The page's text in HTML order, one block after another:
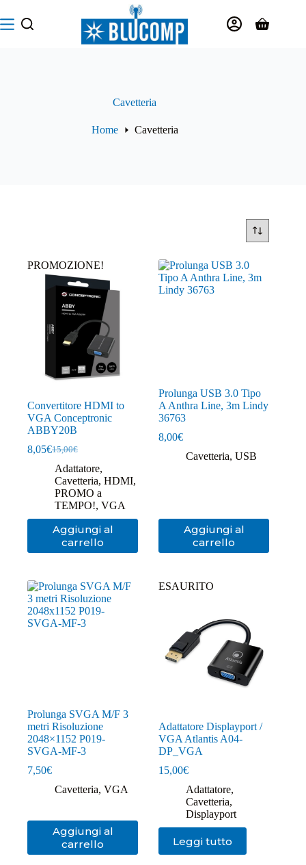
al
contenuto
Carrello
Cavetteria
Home Cavetteria
PROMOZIONE!
Convertitore HDMI to
VGA Conceptronic
ABBY20B
15,00€
Il
prezzo
originale
era:
15,00€.
8,05€Il
prezzo
attuale
è:
8,05€.
Adattatore,
Cavetteria, HDMI,
PROMO a
TEMPO!, VGA
Aggiungi al
carrello
Prolunga USB 3.0 Tipo
A Anthra Line, 3m Lindy
36763
8,00€
Cavetteria,USB
Aggiungi al
carrello
Prolunga SVGA M/F 3
metri Risoluzione
2048×1152 P019-
SVGA-MF-3
7,50€
Cavetteria, VGA
Aggiungi al
carrello
ESAURITO
Adattatore Displayport /
VGA Atlantis A04-
DP_VGA
15,00€
Adattatore,
Cavetteria,
Displayport
Leggi tutto